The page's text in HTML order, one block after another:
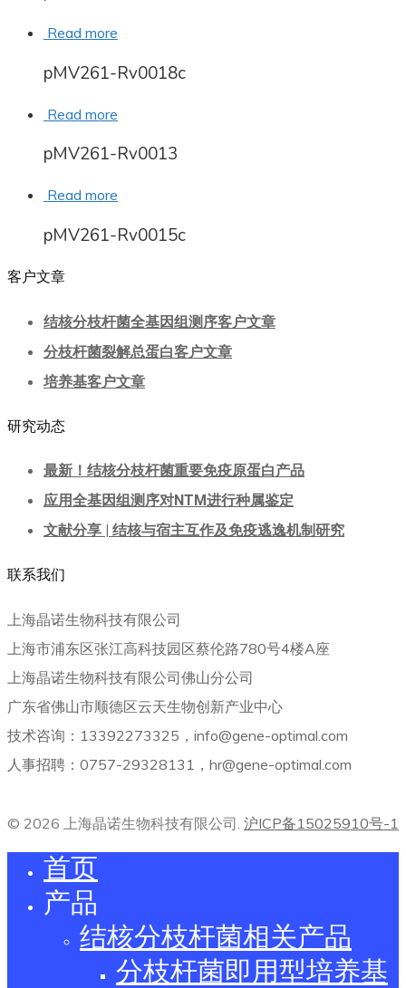
Read more
pMV261-Rv0018c
Read more
pMV261-Rv0013
Read more
pMV261-Rv0015c
客户文章
结核分枝杆菌全基因组测序客户文章
分枝杆菌裂解总蛋白客户文章
培养基客户文章
研究动态
最新！结核分枝杆菌重要免疫原蛋白产品
应用全基因组测序对NTM进行种属鉴定
文献分享 | 结核与宿主互作及免疫逃逸机制研究
联系我们
上海晶诺生物科技有限公司
上海市浦东区张江高科技园区蔡伦路780号4楼A座
上海晶诺生物科技有限公司佛山分公司
广东省佛山市顺德区云天生物创新产业中心
技术咨询：13392273325，info@gene-optimal.com
人事招聘：0757-29328131，hr@gene-optimal.com
© 2026 上海晶诺生物科技有限公司. 沪ICP备15025910号-1
首页
产品
结核分枝杆菌相关产品
分枝杆菌即用型培养基